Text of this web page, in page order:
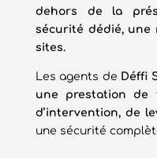
dehors de la
sécurité dédié, une
sites.
Les agents de Déffi
une prestation de
d’intervention, de
une sécurité